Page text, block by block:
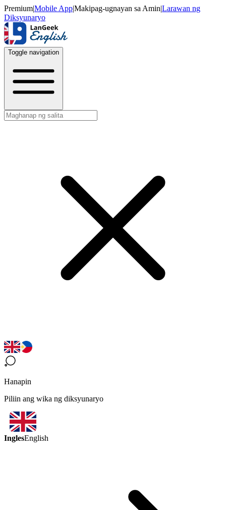
Premium|Mobile App|Makipag-ugnayan sa Amin|Larawan ng
Diksyunaryo
Toggle navigation
Hanapin
Piliin ang wika ng diksyunaryo
InglesEnglish